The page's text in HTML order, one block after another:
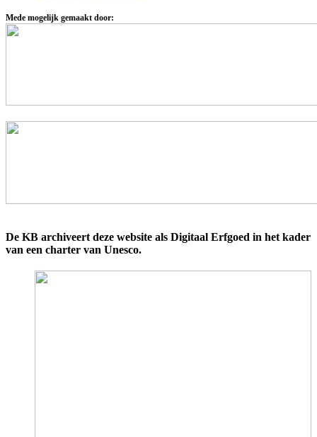
Mede mogelijk gemaakt door:
De KB archiveert deze website als Digitaal Erfgoed in het kader
van een charter van Unesco.